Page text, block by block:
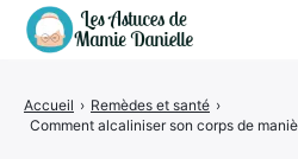
Accueil › Remèdes et santé ›
Comment alcaliniser son corps de
Vertus